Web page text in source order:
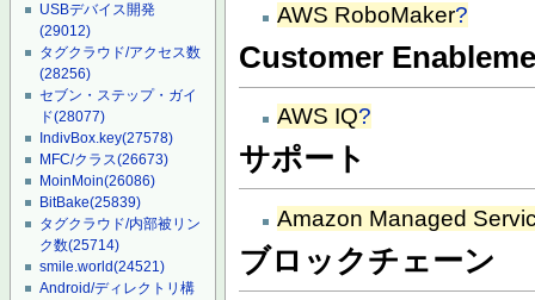
USBデバイス開発
(29012)
タグクラウド/アクセス数
(28256)
セブン・ステップ・ガイ
ド(28077)
IndivBox.key(27578)
MFC/クラス(26673)
MoinMoin(26086)
BitBake(25839)
タグクラウド/内部被リン
ク数(25714)
smile.world(24521)
Android/ディレクトリ構
AWS RoboMaker?
Customer
AWS IQ?
サポート
Amazon Managed
ブロックチェーン